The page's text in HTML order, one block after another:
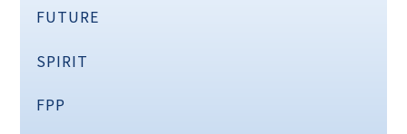
FUTURE
SPIRIT
FPP